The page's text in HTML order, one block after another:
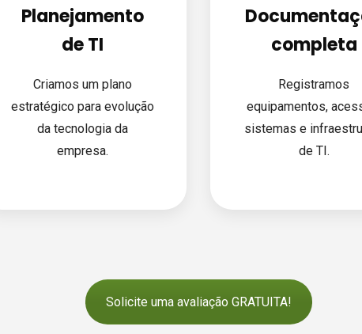
Planejamento
de TI
Criamos um plano
estratégico para evolução
da tecnologia da
empresa.
completa
Registramos
equipamentos,
sistemas e
de TI.
Solicite uma avaliação GRATUITA!